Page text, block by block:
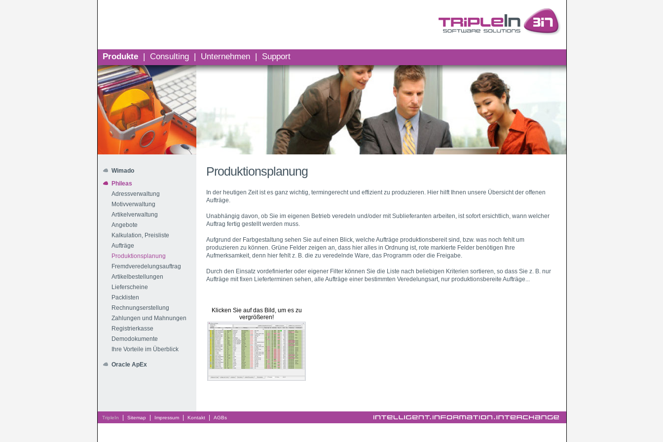
Produkte | Consulting | Unternehmen | Support
Wimado
Phileas
Adressverwaltung
Motivverwaltung
Artikelverwaltung
Angebote
Kalkulation, Preisliste
Aufträge
Produktionsplanung
Fremdveredelungsauftrag
Artikelbestellungen
Lieferscheine
Packlisten
Rechnungserstellung
Zahlungen und Mahnungen
Registrierkasse
Demodokumente
Ihre Vorteile im Überblick
Oracle ApEx
Produktionsplanung
In der heutigen Zeit ist es ganz wichtig, termingerecht und effizient zu produzieren. Hier hilft Ihnen unsere Übersicht der offenen
Aufträge.
Unabhängig davon, ob Sie im eigenen Betrieb veredeln und/oder mit Sublieferanten arbeiten, ist sofort ersichtlich, wann welcher
Auftrag fertig gestellt werden muss.
Aufgrund der Farbgestaltung sehen Sie auf einen Blick, welche Aufträge produktionsbereit sind, bzw. was noch fehlt um
produzieren zu können. Grüne Felder zeigen an, dass hier alles in Ordnung ist, rote markierte Felder benötigen Ihre
Aufmerksamkeit, denn hier fehlt z. B. die zu veredelnde Ware, das Programm oder die Freigabe.
Durch den Einsatz vordefinierter oder eigener Filter können Sie die Liste nach beliebigen Kriterien sortieren, so dass Sie z. B. nur
Aufträge mit fixen Lieferterminen sehen, alle Aufträge einer bestimmten Veredelungsart, nur produktionsbereite Aufträge...
Klicken Sie auf das Bild, um es zu
vergrößeren!
TripleIn Sitemap Impressum Kontakt AGBs